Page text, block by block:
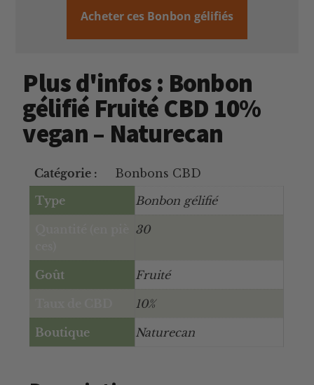
Acheter ces Bonbon gélifiés
Plus d'infos : Bonbon
gélifié Fruité CBD 10%
vegan – Naturecan
Catégorie :
Bonbons CBD
Type
Bonbon gélifié
30
Goût Fruité
10%
Boutique Naturecan